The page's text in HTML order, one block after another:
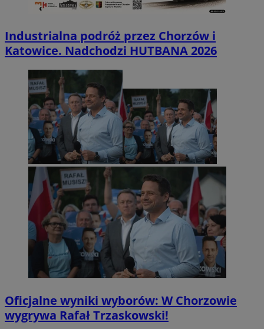
Industrialna podróż przez Chorzów i
Katowice. Nadchodzi HUTBANA 2026
Oficjalne wyniki wyborów: W Chorzowie
wygrywa Rafał Trzaskowski!